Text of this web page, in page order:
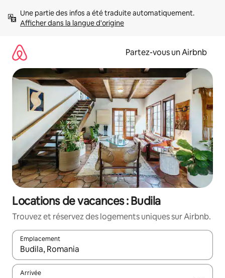
directement
Afficher dans la langue d'origine
Partez-vous un Airbnb
Locations de vacances : Budila
Trouvez et réservez des logements uniques sur Airbnb.
Emplacement
Quand les résultats sont affichés, parcourez-les en utilisant
Arrivée